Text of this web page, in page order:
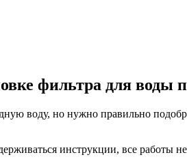
фильтра для воды
воду, но нужно правильно
инструкции, все работы